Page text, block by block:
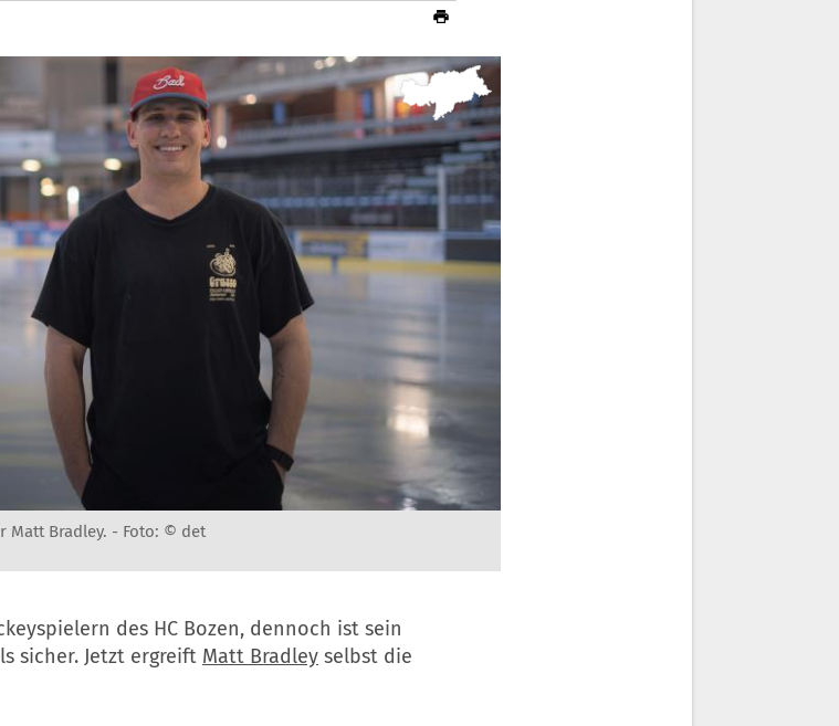
Matt Bradley. - Foto: © det
des HC Bozen, dennoch ist sein
sicher. Jetzt ergreift Matt Bradley selbst die